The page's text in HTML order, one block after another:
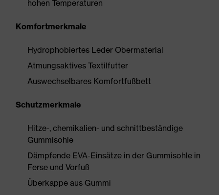
hohen Temperaturen
Komfortmerkmale
Hydrophobiertes Leder Obermaterial
Atmungsaktives Textilfutter
Auswechselbares Komfortfußbett
Schutzmerkmale
Hitze-, chemikalien- und schnittbeständige
Gummisohle
Dämpfende EVA-Einsätze in der Gummisohle in
Ferse und Vorfuß
Überkappe aus Gummi